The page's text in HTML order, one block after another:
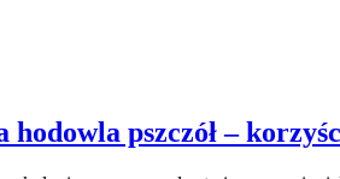
hodowla pszczół –